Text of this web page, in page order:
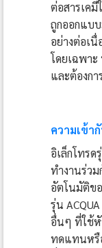
ต่อสารเคมี
ถูกออกแบ
อย่างต่อเ
โดยเฉพา
และต้องกา
ความเข้า
อิเล็กโทร
ทำงานร่ว
อัตโนมัติข
รุ่น
อื่นๆ ที่ใช้หั
ทดแทนหรื